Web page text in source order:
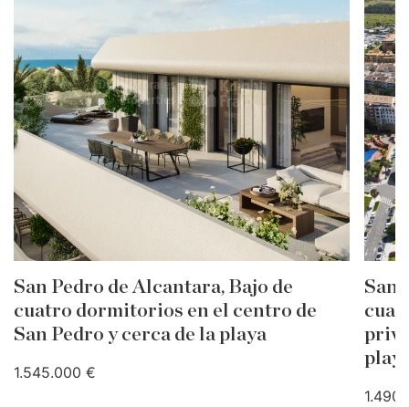
San Pedro de Alcantara, Bajo de
cuatro dormitorios en el centro de
San Pedro y cerca de la playa
1.545.000 €
San